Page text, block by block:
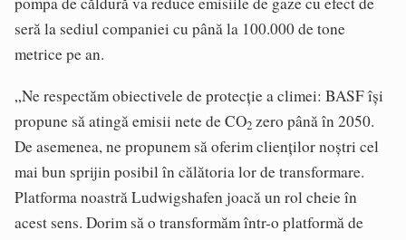
seră la sediul companiei cu până la 100.000 de tone
metrice pe an.
„Ne respectăm obiectivele de protecție a climei: BASF își
propune să atingă emisii nete de CO2 zero până în 2050.
De asemenea, ne propunem să oferim clienților noștri cel
mai bun sprijin posibil în călătoria lor de transformare.
Platforma noastră Ludwigshafen joacă un rol cheie în
acest sens. Dorim să o transformăm într-o platformă de